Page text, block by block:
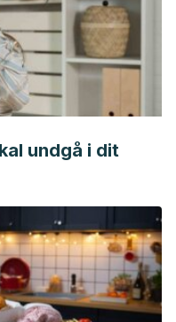
undgå i dit